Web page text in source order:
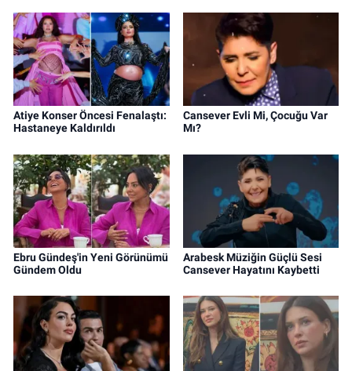
Atiye Konser Öncesi Fenalaştı:
Hastaneye Kaldırıldı
Cansever Evli Mi, Çocuğu Var
Mı?
Ebru Gündeş'in Yeni Görünümü
Gündem Oldu
Arabesk Müziğin Güçlü Sesi
Cansever Hayatını Kaybetti